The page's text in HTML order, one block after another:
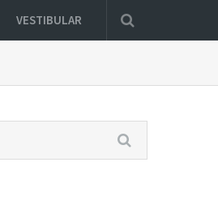
VESTIBULAR